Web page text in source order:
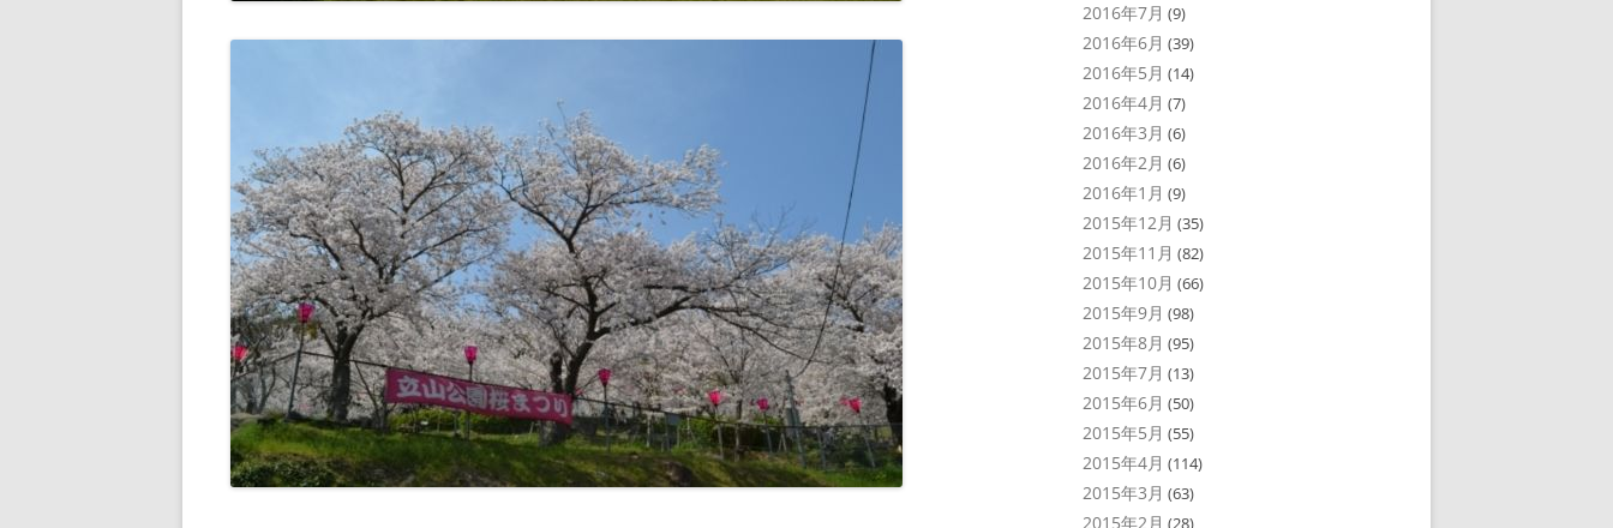
2016年7月 (9)
2016年6月 (39)
2016年5月 (14)
2016年4月 (7)
2016年3月 (6)
2016年2月 (6)
2016年1月 (9)
2015年12月 (35)
2015年11月 (82)
2015年10月 (66)
2015年9月 (98)
2015年8月 (95)
2015年7月 (13)
2015年6月 (50)
2015年5月 (55)
2015年4月 (114)
2015年3月 (63)
2015年2月 (28)